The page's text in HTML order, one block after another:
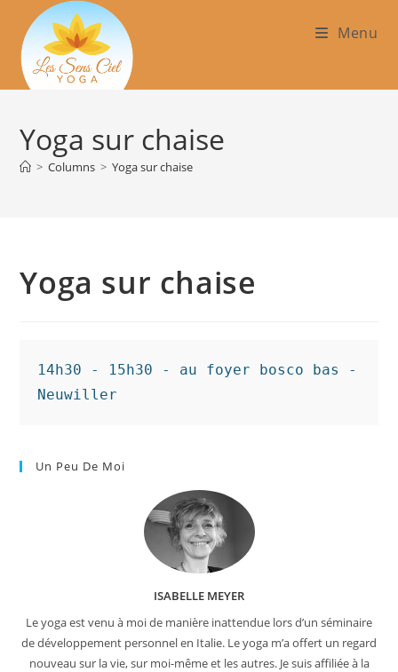
content
Menu
Yoga sur chaise
> Columns > Yoga sur chaise
Yoga sur chaise
14h30 - 15h30 - au foyer bosco bas -
Neuwiller
Un Peu De Moi
ISABELLE MEYER
Le yoga est venu à moi de manière inattendue lors d’un séminaire
de développement personnel en Italie. Le yoga m’a offert un regard
nouveau sur la vie, sur moi-même et les autres. Je suis affiliée à la